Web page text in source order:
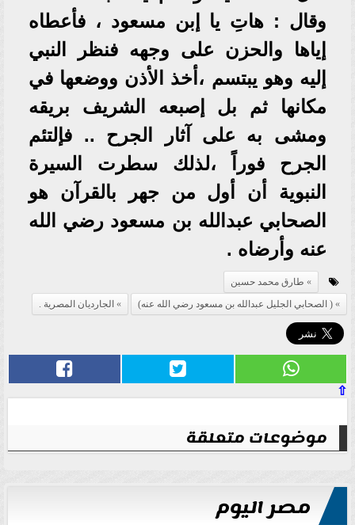
وقال : هاتِ يا إبن مسعود ، فأعطاه
إياها والحزن على وجهه فنظر النبي
إليه وهو يبتسم ،أخذ الأذن ووضعها في
مكانها ثم بل إصبعه الشريف بريقه
ومشى به على آثار الجرح .. فإلتئم
الجرح فوراً ،لذلك سطرت السيرة
النبوية أن أول من جهر بالقرآن هو
الصحابي عبدالله بن مسعود رضي الله
عنه وأرضاه .
طارق محمد حسين
( الصحابي الجليل عبدالله بن مسعود رضي الله عنه)
الجارديان المصرية .
⇧
موضوعات متعلقة
مصر اليوم